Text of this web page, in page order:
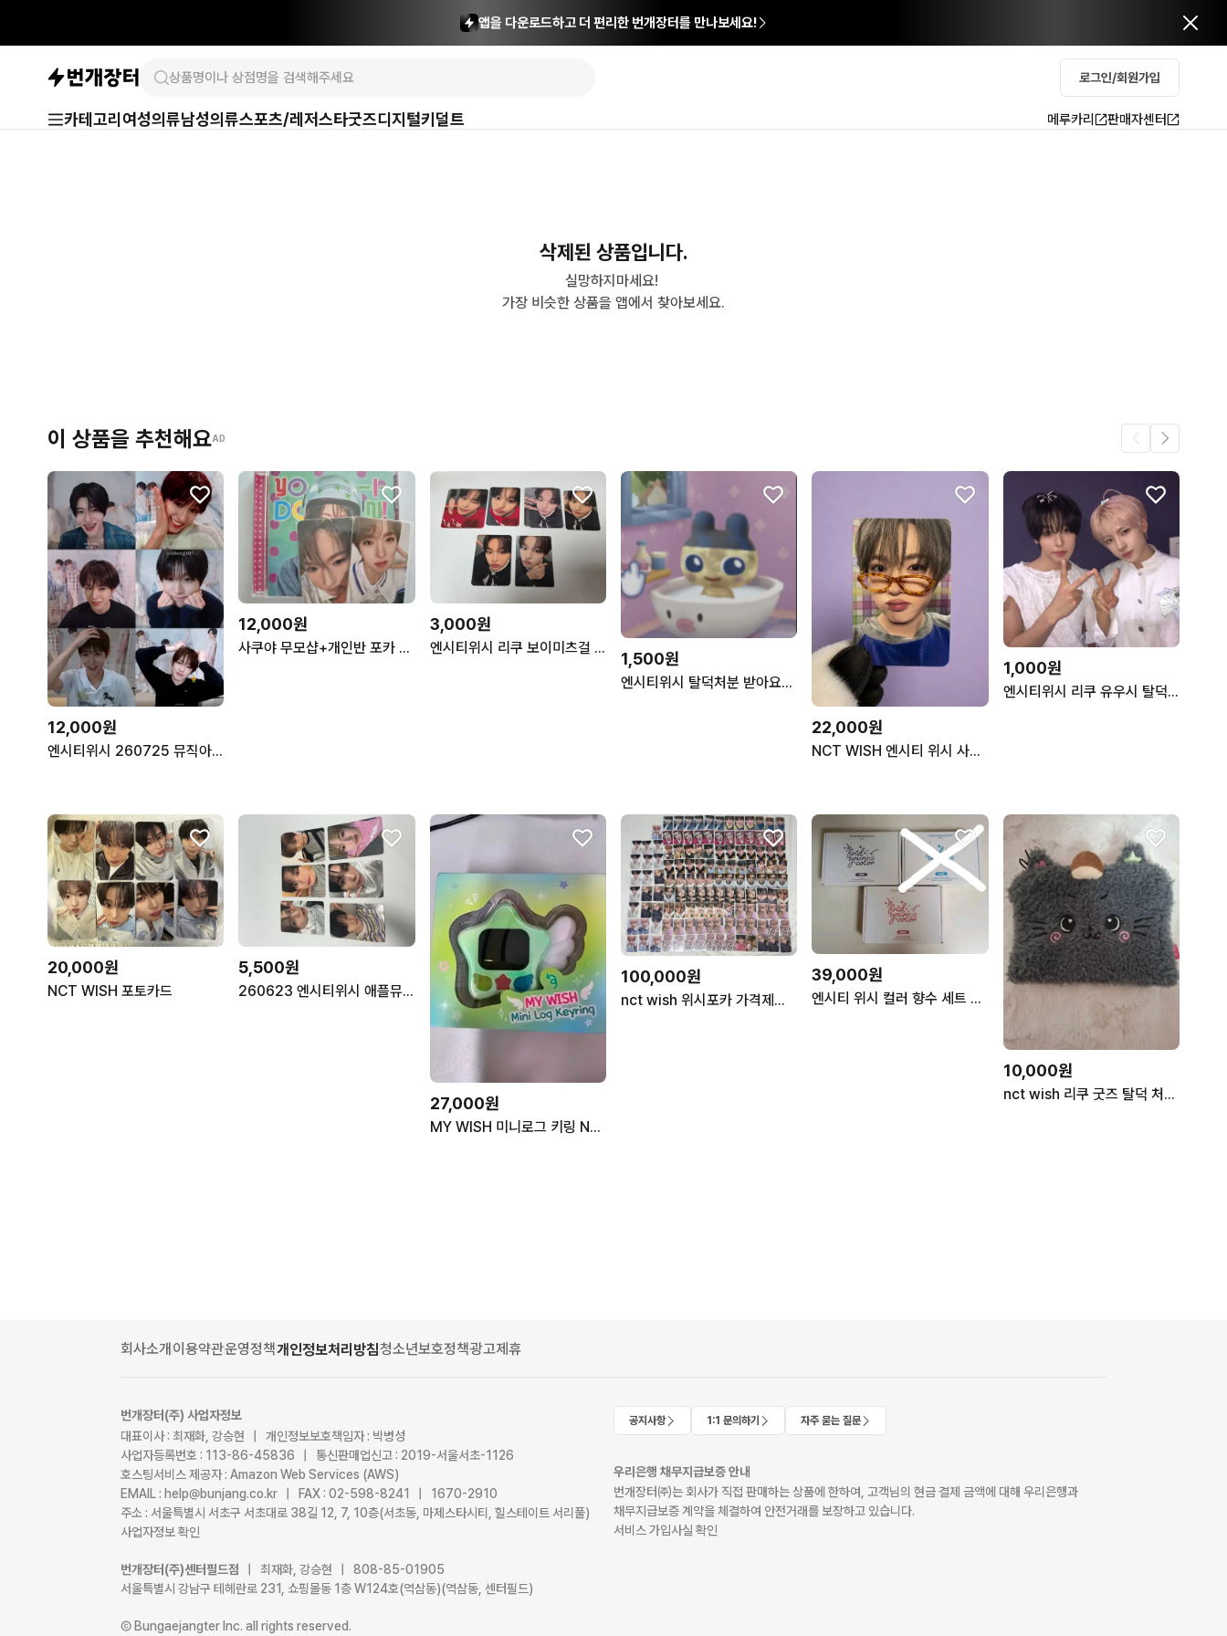
앱을 다운로드하고 더 편리한 번개장터를 만나보세요!
로그인/회원가입
카테고리 여성의류남성의류스포츠/레저스타굿즈디지털키덜트 메루카리 판매자센터
삭제된 상품입니다.
실망하지마세요!
가장 비슷한 상품을 앱에서 찾아보세요.
이 상품을 추천해요AD
12,000원
엔시티위시 260725 뮤직아트 미공포
12,000원
사쿠야 무모샵+개인반 포카 맞춰드려요~ 엔시티 위시 보밋걸 요이돈 nct wish
3,000원
엔시티위시 리쿠 보이미츠걸 요이동 포카
1,500원
엔시티위시 탈덕처분 받아요ㅠㅠㅠ
22,000원
NCT WISH 엔시티 위시 사쿠야 요이동 일본 앨범 안경 포카 요이돈
1,000원
엔시티위시 리쿠 유우시 탈덕처분 받아요
20,000원
NCT WISH 포토카드
5,500원
260623 엔시티위시 애플뮤직 영통 미공포
27,000원
MY WISH 미니로그 키링 NCT WISH 엔시티 위시 메가커피
100,000원
nct wish 위시포카 가격제시부탁
39,000원
엔시티 위시 컬러 향수 세트 시온 & 리쿠 & 유우시 버전
10,000원
nct wish 리쿠 굿즈 탈덕 처분(시세보다 낮고 물건 많아요!) 가격내림
회사소개 이용약관운영정책개인정보처리방침청소년보호정책광고제휴
번개장터(주) 사업자정보
대표이사 : 최재화, 강승현 | 개인정보보호책임자 : 박병성
사업자등록번호 : 113-86-45836 | 통신판매업신고 : 2019-서울서초-1126
호스팅서비스 제공자 : Amazon Web Services (AWS)
EMAIL : help@bunjang.co.kr | FAX : 02-598-8241 | 1670-2910
주소 : 서울특별시 서초구 서초대로 38길 12, 7, 10층(서초동, 마제스타시티, 힐스테이트 서리풀)
사업자정보 확인
번개장터(주)센터필드점
| 최재화, 강승현 | 808-85-01905
서울특별시 강남구 테헤란로 231, 쇼핑몰동 1층 W124호(역삼동)(역삼동, 센터필드)
Ⓒ Bungaejangter Inc. all rights reserved.
공지사항 1:1 문의하기 자주 묻는 질문
우리은행 채무지급보증 안내
번개장터㈜는 회사가 직접 판매하는 상품에 한하여, 고객님의 현금 결제 금액에 대해 우리은행과
채무지급보증 계약을 체결하여 안전거래를 보장하고 있습니다.
서비스 가입사실 확인